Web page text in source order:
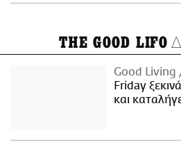
THE GOOD LIFO
Good Living
Friday
και